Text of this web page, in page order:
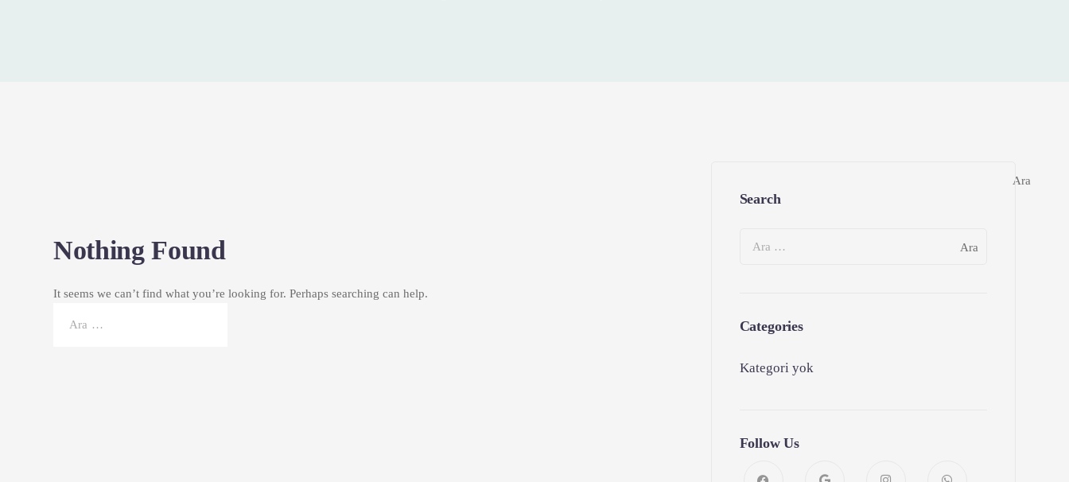
Nothing Found
It seems we can’t find what you’re looking for. Perhaps searching can help.
Search
Categories
Kategori yok
Follow Us